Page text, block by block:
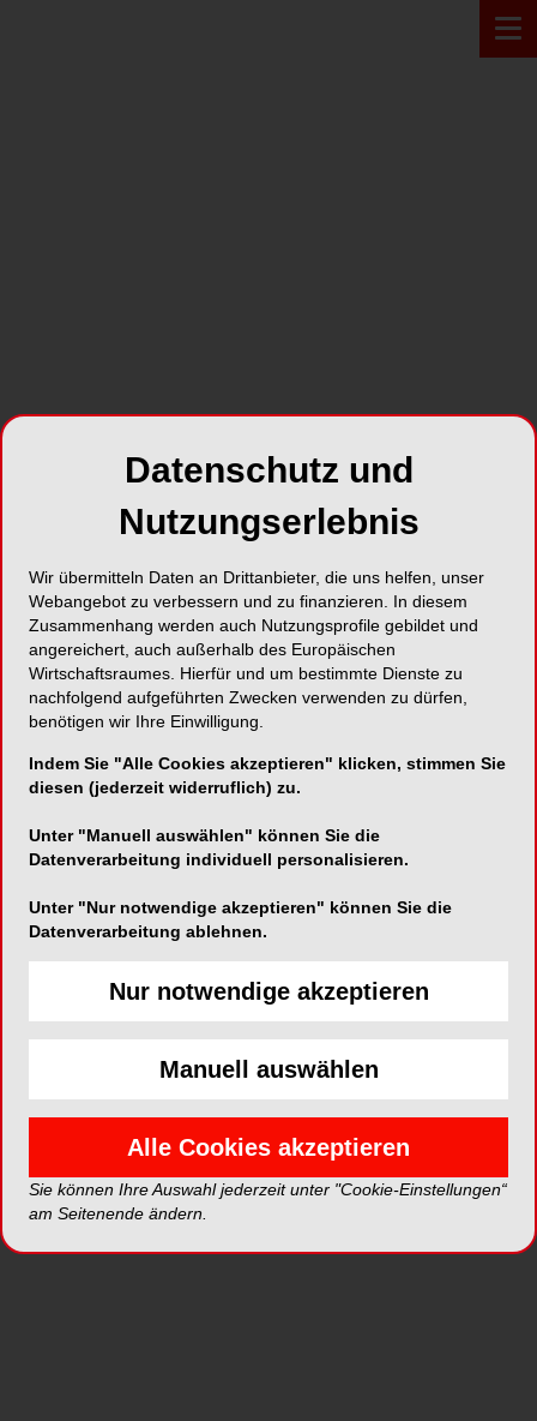
Endo oder CMD?
Maus
ENDODONTOLOGIE 21.02.2011
Oft steckt hinter dem vermeintlichen
„Endofall“ eine nicht entdeckte
Craniomandibuläre Dysfunktion (CMD). Eine
neue Software mit Diagnoseschlüssel
sichert die Entscheidung „Schiene oder
Endo“ auch aus forensischer Sicht.
Die thermoplastische 3-D-
Obturation
ENDODONTOLOGIE21.02.2011
Datenschutz und
Nutzungserlebnis
Wir übermitteln Daten an Drittanbieter, die uns helfen, unser
Webangebot zu verbessern und zu finanzieren. In diesem
Zusammenhang werden auch Nutzungsprofile gebildet und
angereichert, auch außerhalb des Europäischen
Wirtschaftsraumes. Hierfür und um bestimmte Dienste zu
nachfolgend aufgeführten Zwecken verwenden zu dürfen,
benötigen wir Ihre Einwilligung.
Indem Sie "Alle Cookies akzeptieren" klicken, stimmen Sie
diesen (jederzeit widerruflich) zu.
Unter "Manuell auswählen" können Sie die
Datenverarbeitung individuell personalisieren.
Unter "Nur notwendige akzeptieren" können Sie die
Datenverarbeitung ablehnen.
Nur notwendige akzeptieren
Manuell auswählen
Alle Cookies akzeptieren
Sie können Ihre Auswahl jederzeit unter "Cookie-Einstellungen“
am Seitenende ändern.